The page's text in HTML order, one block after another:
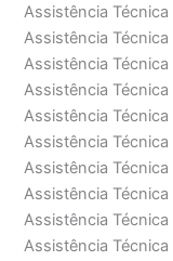
Assistência
Assistência
Assistência
Assistência
Assistência
Assistência
Assistência
Assistência
Assistência
Assistência